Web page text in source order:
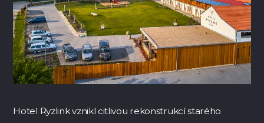
Hotel Ryzlink vznikl citlivou rekonstrukcí starého